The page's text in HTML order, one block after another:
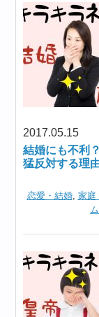
2017.05.15
結婚にも不利
猛反対する理
恋愛・結婚, 家庭
ム